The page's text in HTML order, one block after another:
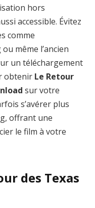
hors
accessible. Évitez
comme
même l’ancien
un téléchargement
obtenir Le Retour
sur votre
s’avérer plus
offrant une
le film à votre
des Texas